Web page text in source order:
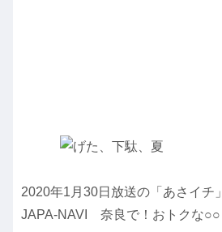
2020年1月30日放送の「あさイチ」
JAPA-NAVI 奈良で！おトクな○○